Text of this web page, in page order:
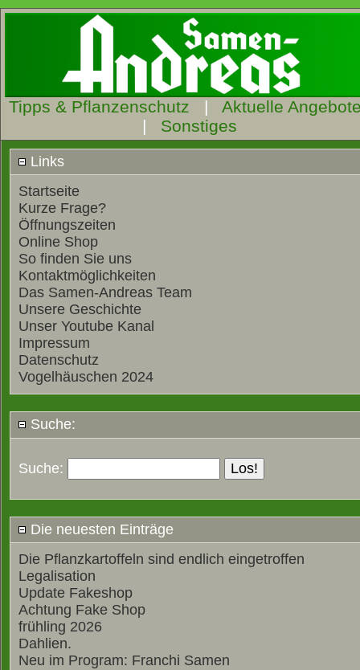
Tipps & Pflanzenschutz | Aktuelle
| Sonstiges
Links
Startseite
Kurze Frage?
Öffnungszeiten
Online Shop
So finden Sie uns
Kontaktmöglichkeiten
Das Samen-Andreas Team
Unsere Geschichte
Unser Youtube Kanal
Impressum
Datenschutz
Vogelhäuschen 2024
Suche:
Suche:
Die neuesten Einträge
Die Pflanzkartoffeln sind endlich eingetroffen
Legalisation
Update Fakeshop
Achtung Fake Shop
frühling 2026
Dahlien.
Neu im Program: Franchi Samen